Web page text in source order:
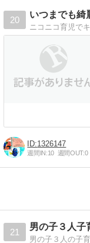
20
いつまでも綺
1326147
週間IN:10 週間OUT:0
21
男の子３人子